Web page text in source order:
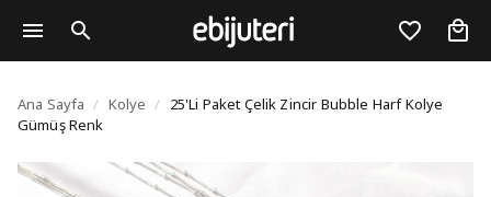
25'Li Paket Çelik
Ana Sayfa / Kolye / 25'Li Paket Çelik Zincir Bubble Harf Kolye
Gümüş Renk